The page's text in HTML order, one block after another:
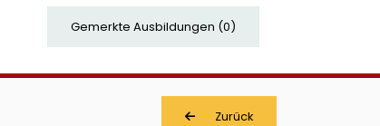
Gemerkte Ausbildungen (0)
Zurück